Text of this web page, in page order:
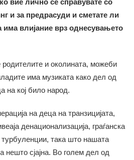
вие лично се справувате со
и за предрасуди и сметате ли
има влијание врз однесувањето
и околината, можеби
има музиката како дел од
на кој било народ.
на деца на транзицијата,
денационализација, граѓанска
турбуленции, така што нашата
нешто сјајна. Во голем дел од